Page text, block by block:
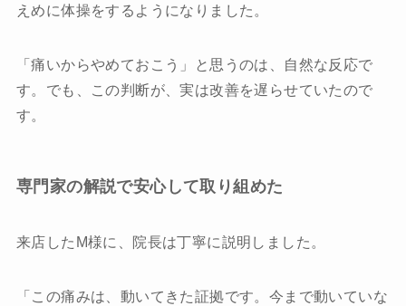
えめに体操をするようになりました。
「痛いからやめておこう」と思うのは、自然な反応で
す。でも、この判断が、実は改善を遅らせていたので
す。
専門家の解説で安心して取り組めた
来店したM様に、院長は丁寧に説明しました。
「この痛みは、動いてきた証拠です。今まで動いていな